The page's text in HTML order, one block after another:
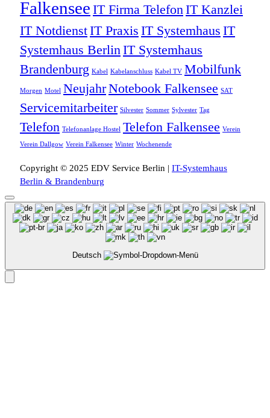
Falkensee IT Firma TelefonIT Kanzlei
IT NotdienstIT Praxis IT Systemhaus IT
Systemhaus BerlinIT Systemhaus
Brandenburg Kabel Kabelanschluss Kabel TV Mobilfunk
Morgen Motel NeujahrNotebook Falkensee SAT
Servicemitarbeiter Silvester Sommer Sylvester Tag
Telefon Telefonanlage Hostel Telefon Falkensee Verein
Verein Dallgow Verein Falkensee Winter Wochenende
Copyright © 2025 EDV Service Berlin | IT-Systemhaus
Berlin & Brandenburg
Deutsch